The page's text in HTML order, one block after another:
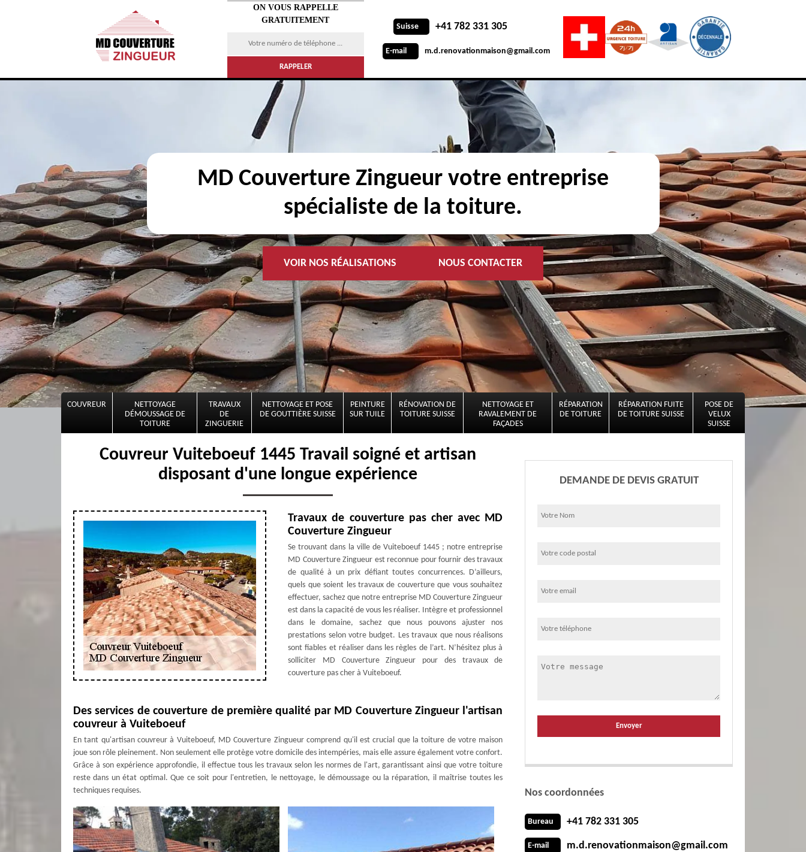
ON VOUS RAPPELLE
GRATUITEMENT
Suisse +41 782 331 305
E-mail m.d.renovationmaison@gmail.com
MD Couverture Zingueur votre entreprise
spécialiste de la toiture.
VOIR NOS RÉALISATIONS NOUS CONTACTER
COUVREUR
NETTOYAGE
DÉMOUSSAGE DE
TOITURE
TRAVAUX
DE
ZINGUERIE
NETTOYAGE ET POSE
DE GOUTTIÈRE SUISSE
PEINTURE
SUR TUILE
RÉNOVATION DE
TOITURE SUISSE
NETTOYAGE ET
RAVALEMENT DE
FAÇADES
RÉPARATION
DE TOITURE
RÉPARATION FUITE
DE TOITURE SUISSE
POSE DE
VELUX
SUISSE
Couvreur Vuiteboeuf 1445 Travail soigné et artisan
disposant d'une longue expérience
Travaux de couverture pas cher avec MD
Couverture Zingueur
Se trouvant dans la ville de Vuiteboeuf 1445 ; notre entreprise
MD Couverture Zingueur est reconnue pour fournir des travaux
de qualité à un prix défiant toutes concurrences. D’ailleurs,
quels que soient les travaux de couverture que vous souhaitez
effectuer, sachez que notre entreprise MD Couverture Zingueur
est dans la capacité de vous les réaliser. Intègre et professionnel
dans le domaine, sachez que nous pouvons ajuster nos
prestations selon votre budget. Les travaux que nous réalisons
sont fiables et réaliser dans les règles de l’art. N’hésitez plus à
solliciter MD Couverture Zingueur pour des travaux de
couverture pas cher à Vuiteboeuf.
Des services de couverture de première qualité par MD Couverture Zingueur l'artisan
couvreur à Vuiteboeuf
En tant qu'artisan couvreur à Vuiteboeuf, MD Couverture Zingueur comprend qu'il est crucial que la toiture de votre maison
joue son rôle pleinement. Non seulement elle protège votre domicile des intempéries, mais elle assure également votre confort.
Grâce à son expérience approfondie, il effectue tous les travaux selon les normes de l'art, garantissant ainsi que votre toiture
reste dans un état optimal. Que ce soit pour l'entretien, le nettoyage, le démoussage ou la réparation, il maîtrise toutes les
techniques requises.
DEMANDE DE DEVIS GRATUIT
Nos coordonnées
Bureau +41 782 331 305
E-mail m.d.renovationmaison@gmail.com